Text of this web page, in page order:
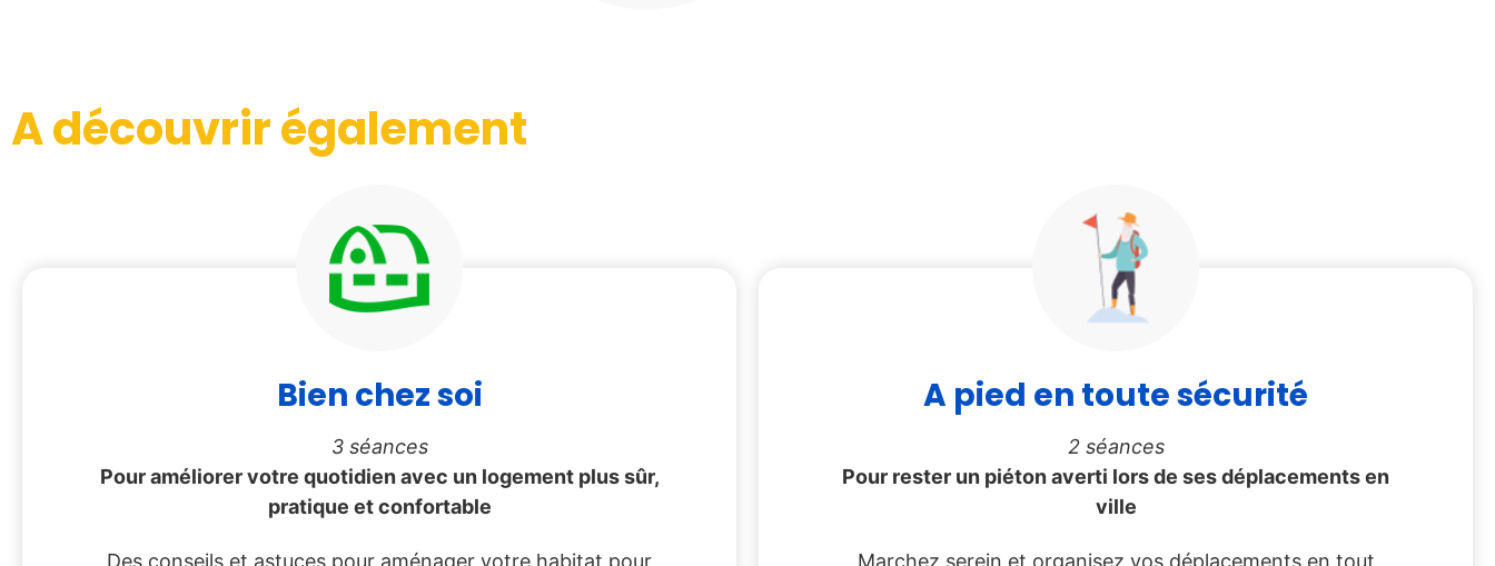
A découvrir également
Bien chez soi
3 séances
Pour améliorer votre quotidien avec un logement plus sûr,
pratique et confortable
Des conseils et astuces pour aménager votre habitat pour
A pied en toute sécurité
2 séances
Pour rester un piéton averti lors de ses déplacements en
ville
Marchez serein et organisez vos déplacements en tout